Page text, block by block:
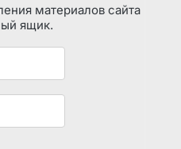
материалов сайта
ящик.